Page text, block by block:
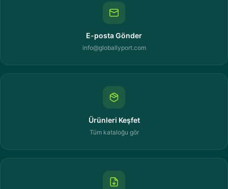
E-posta Gönder
info@globallyport.com
Ürünleri Keşfet
Tüm kataloğu gör